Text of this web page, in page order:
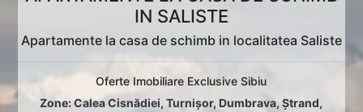
IN SALISTE
Apartamente la casa de schimb in localitatea Saliste
Oferte Imobiliare Exclusive Sibiu
Zone:Calea Cisnădiei,Turnișor, Dumbrava,Ștrand,